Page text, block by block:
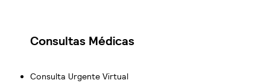
Consultas Médicas
Consulta Urgente Virtual